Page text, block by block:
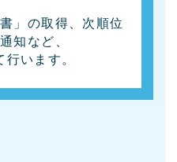
」の取得、次順位
知など、
います。